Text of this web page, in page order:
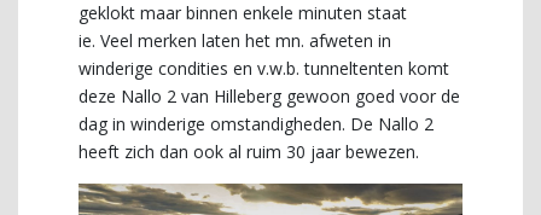
geklokt maar binnen enkele minuten staat
ie. Veel merken laten het mn. afweten in
winderige condities en v.w.b. tunneltenten komt
deze Nallo 2 van Hilleberg gewoon goed voor de
dag in winderige omstandigheden. De Nallo 2
heeft zich dan ook al ruim 30 jaar bewezen.